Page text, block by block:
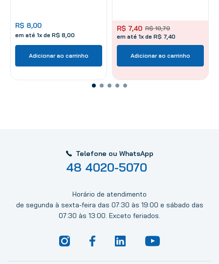
R$ 8,00
em até 1x de R$ 8 00
Adicionar ao carrinho
R$ 10,70
R$ 7,40
em até 1x de R$ 7,40
Adicionar ao carrinho
Telefone ou WhatsApp
48 4020-5070
Horário de atendimento
de segunda à sexta-feira das 07:30 às 19:00 e sábado das
07:30 às 13:00. Exceto feriados.